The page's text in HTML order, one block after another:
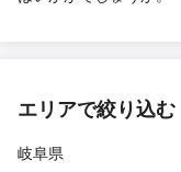
エリアで絞り込む
岐阜県